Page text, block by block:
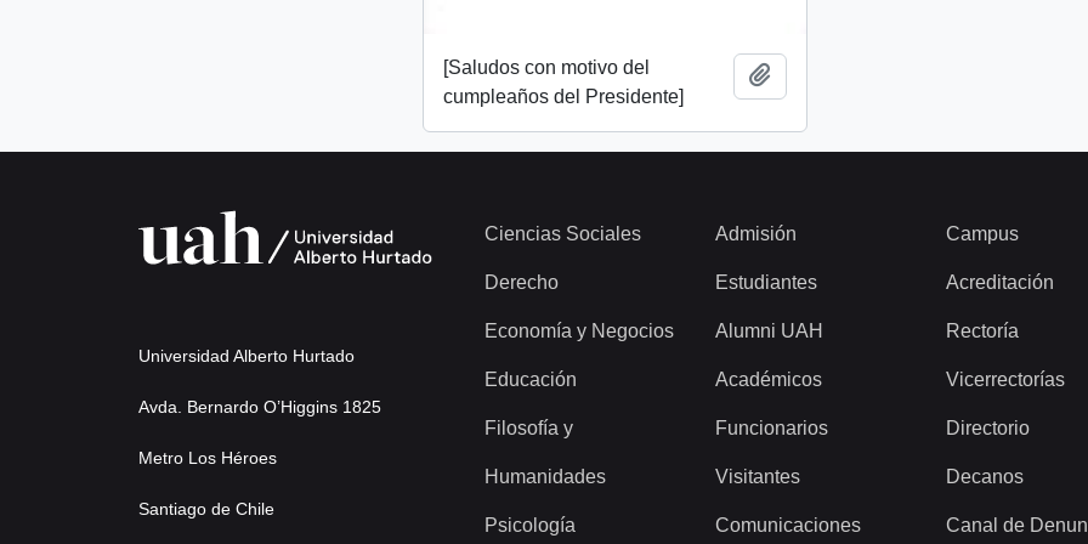
[Saludos con motivo del
cumpleaños del Presidente]
Universidad Alberto Hurtado
Avda. Bernardo O’Higgins 1825
Metro Los Héroes
Santiago de Chile
Ciencias Sociales
Derecho
Economía y Negocios
Educación
Filosofía y
Humanidades
Psicología
Admisión
Estudiantes
Alumni UAH
Académicos
Funcionarios
Visitantes
Comunicaciones
Campus
Acreditación
Rectoría
Vicerrectorías
Directorio
Decanos
Canal de